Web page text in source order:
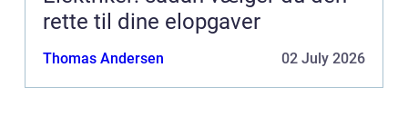
rette til dine elopgaver
Thomas Andersen 02 July 2026